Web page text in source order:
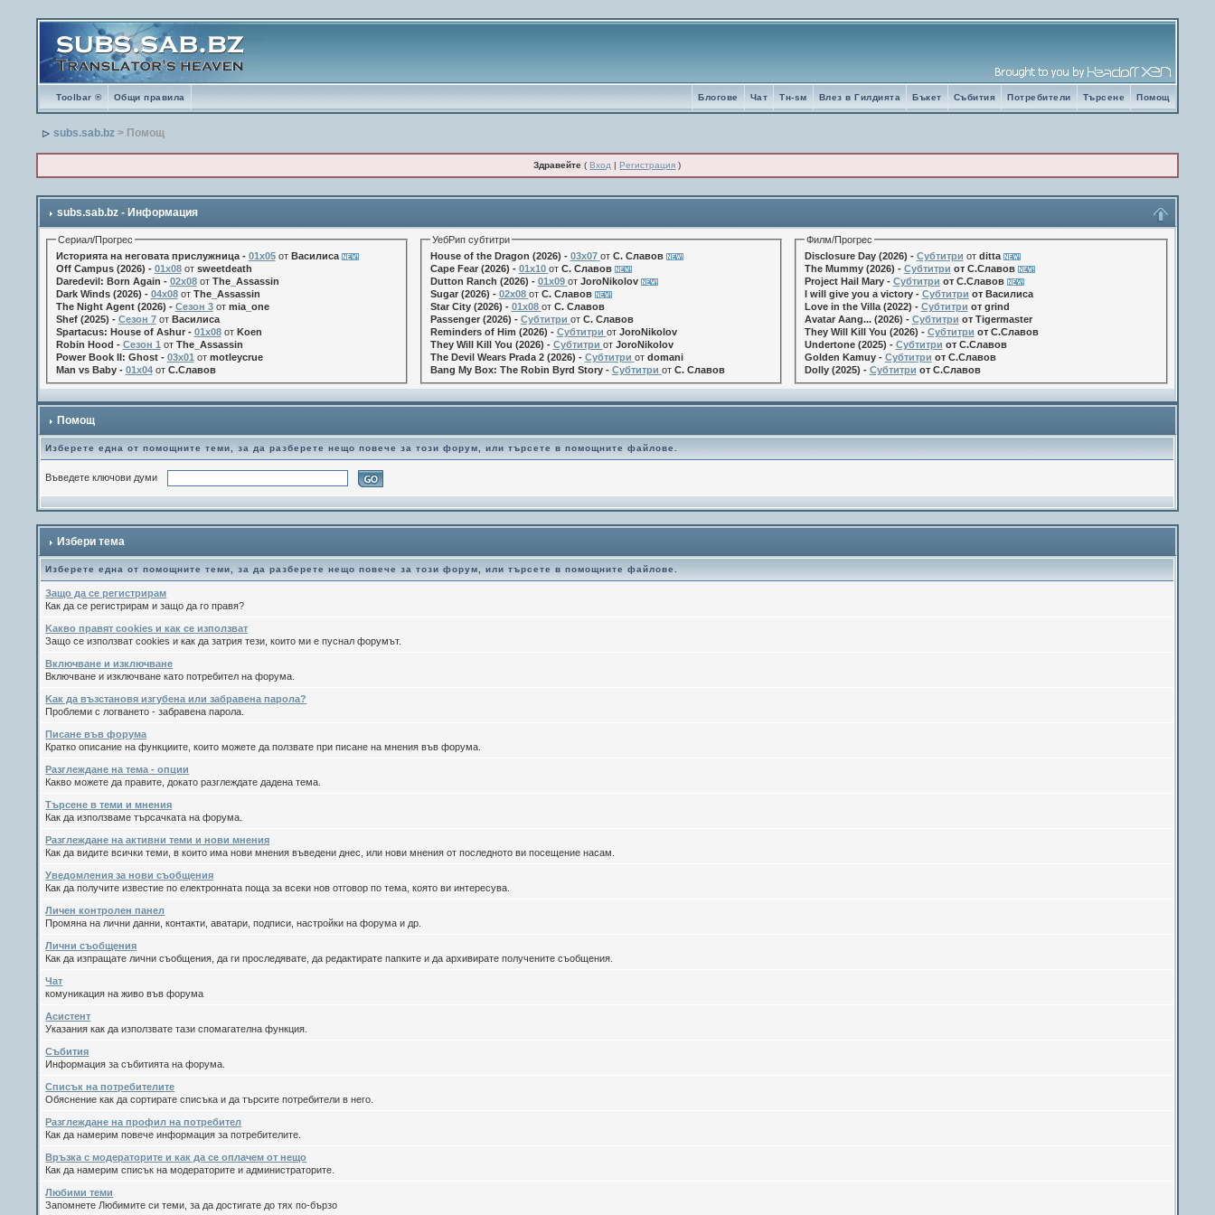
Toolbar ® Общи правила Помощ
Търсене
Потребители
Събития
Бъкет
Влез в Гилдията
Tн-sм
Чат
Блогове
subs.sab.bz > Помощ
Здравейте (Вход |Регистрация )
subs.sab.bz - Информация
Сериал/Прогрес
Историята на неговата прислужница - 01х05от Василиса
Off Campus (2026) - 01x08от sweetdeath
Daredevil: Born Again - 02x08от The_Assassin
Dark Winds (2026) - 04x08от The_Assassin
The Night Agent (2026) - Сезон 3от mia_one
Shef (2025) - Сезон 7от Василиса
Spartacus: House of Ashur - 01x08от Koen
Robin Hood - Сезон 1 от The_Assassin
Power Book II: Ghost - 03x01 от motleycrue
Man vs Baby - 01x04от С.Славов
УебРип субтитри
House of the Dragon (2026) - 03x07 от С. Славов
Cape Fear (2026) - 01x10 от С. Славов
Dutton Ranch (2026) - 01x09 от JoroNikolov
Sugar (2026) - 02x08 от С. Славов
Star City (2026) - 01x08 от С. Славов
Passenger (2026) - Субтитри от С. Славов
Reminders of Him (2026) - Субтитри от JoroNikolov
They Will Kill You (2026) - Субтитри от JoroNikolov
The Devil Wears Prada 2 (2026) - Субтитри от domani
Bang My Box: The Robin Byrd Story - Субтитри от С. Славов
Филм/Прогрес
Disclosure Day (2026) - Субтитри от ditta
The Mummy (2026) - Субтитри от С.Славов
Project Hail Mary - Субтитри от С.Славов
I will give you a victory - Субтитри от Василиса
Love in the Villa (2022) - Субтитри от grind
Avatar Aang... (2026) - Субтитри от Tigermaster
They Will Kill You (2026) - Субтитри от С.Славов
Undertone (2025) - Субтитри от С.Славов
Golden Kamuy - Субтитри от С.Славов
Dolly (2025) - Субтитри от С.Славов
Помощ
Изберете една от помощните теми, за да разберете нещо повече за този форум, или търсете в помощните файлове.
Въведете ключови думи
Избери тема
Изберете една от помощните теми, за да разберете нещо повече за този форум, или търсете в помощните файлове.
Защо да се регистрирам
Как да се регистрирам и защо да го правя?
Kакво правят cookies и как се използват
Защо се използват cookies и как да затрия тези, които ми е пуснал форумът.
Включване и изключване
Включване и изключване като потребител на форума.
Kак да възстановя изгубена или забравена парола?
Проблеми с логването - забравена парола.
Писане във форума
Кратко описание на функциите, които можете да ползвате при писане на мнения във форума.
Разглеждане на тема - опции
Какво можете да правите, докато разглеждате дадена тема.
Търсене в теми и мнения
Как да използваме търсачката на форума.
Разглеждане на активни теми и нови мнения
Как да видите всички теми, в които има нови мнения въведени днес, или нови мнения от последното ви посещение насам.
Уведомления за нови съобщения
Как да получите известие по електронната поща за всеки нов отговор по тема, която ви интересува.
Личен контролен панел
Промяна на лични данни, контакти, аватари, подписи, настройки на форума и др.
Лични съобщения
Как да изпращате лични съобщения, да ги проследявате, да редактирате папките и да архивирате получените съобщения.
Чат
комуникация на живо във форума
Асистент
Указания как да използвате тази спомагателна функция.
Събития
Информация за събитията на форума.
Списък на потребителите
Обяснение как да сортирате списъка и да търсите потребители в него.
Разглеждане на профил на потребител
Как да намерим повече информация за потребителите.
Връзка с модераторите и как да се оплачем от нещо
Как да намерим списък на модераторите и администраторите.
Любими теми
Запомнете Любимите си теми, за да достигате до тях по-бързо